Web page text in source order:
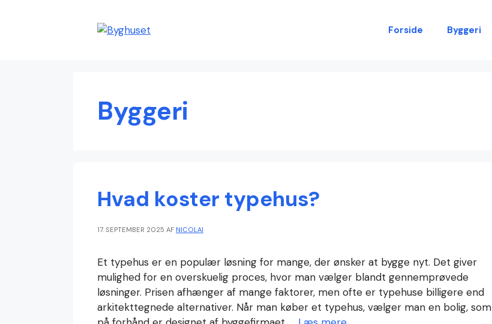
Forside Byggeri
Byggeri
Hvad koster typehus?
17. SEPTEMBER 2025 AF NICOLAI
Et typehus er en populær løsning for mange, der ønsker at bygge nyt. Det giver
mulighed for en overskuelig proces, hvor man vælger blandt gennemprøvede
løsninger. Prisen afhænger af mange faktorer, men ofte er typehuse billigere end
arkitekttegnede alternativer. Når man køber et typehus, vælger man en bolig, som